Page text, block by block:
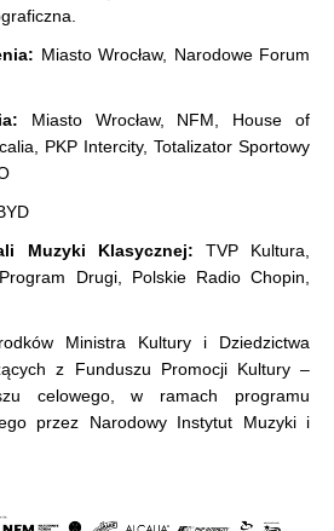
Miasto Wrocław, Narodowe Forum
Miasto Wrocław, NFM, House of
PKP Intercity, Totalizator Sportowy
Muzyki Klasycznej: TVP Kultura,
Drugi, Polskie Radio Chopin,
Ministra Kultury i Dziedzictwa
z Funduszu Promocji Kultury –
celowego, w ramach programu
przez Narodowy Instytut Muzyki i